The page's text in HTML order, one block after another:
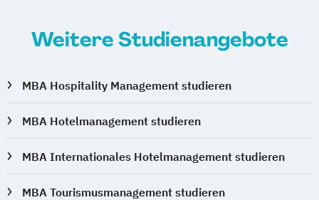
Weitere Studienangebote
MBA Hospitality Management studieren
MBA Hotelmanagement studieren
MBA Internationales Hotelmanagement studieren
MBA Tourismusmanagement studieren